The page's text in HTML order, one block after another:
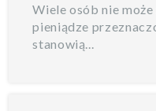
Wiele osób nie
pieniądze
stanowią...